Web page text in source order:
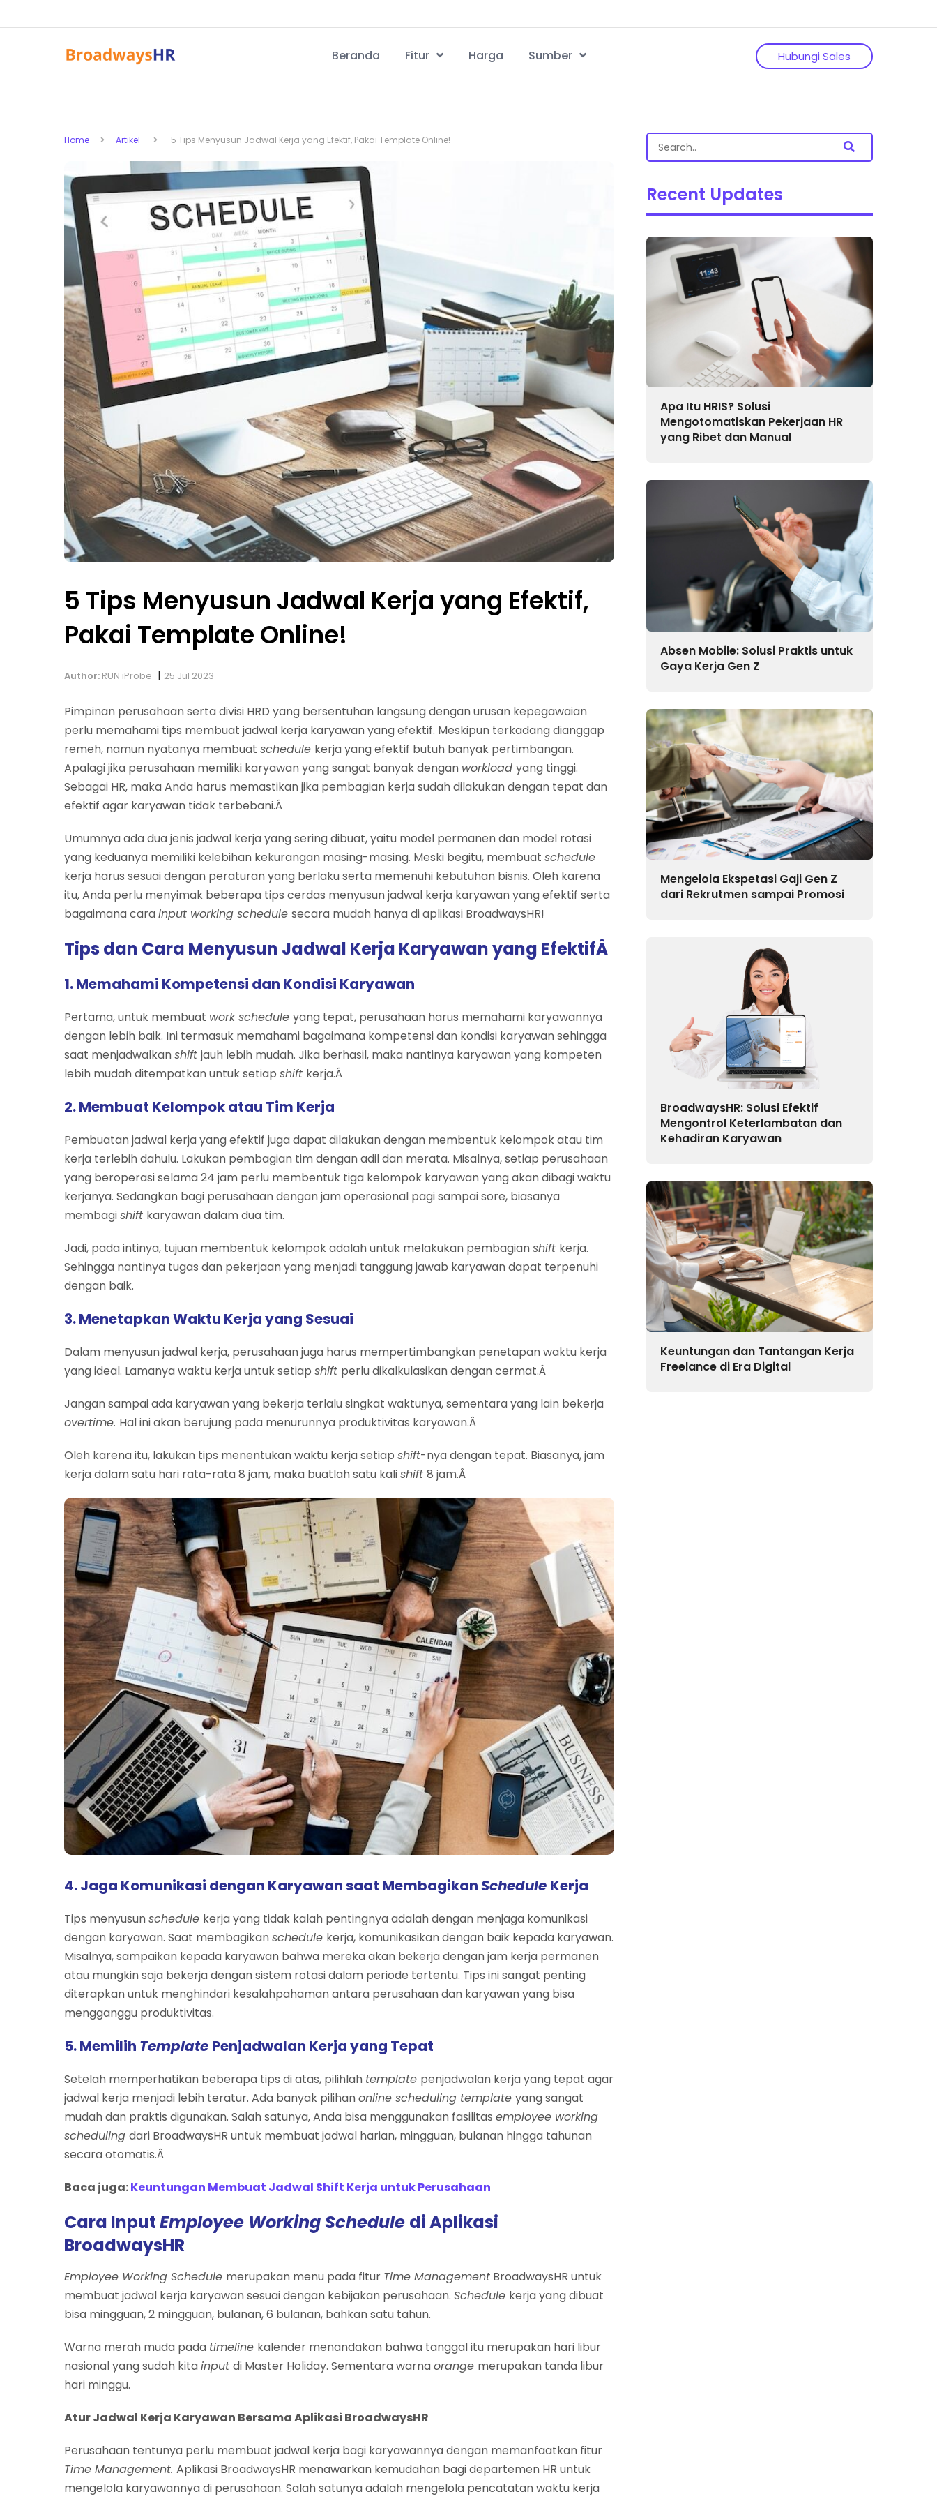
Beranda Fitur Harga Sumber Hubungi Sales
Home Artikel 5 Tips Menyusun Jadwal Kerja yang Efektif, Pakai Template Online!
5 Tips Menyusun Jadwal Kerja yang Efektif,
Pakai Template Online!
Author: RUN iProbe | 25 Jul 2023
Pimpinan perusahaan serta divisi HRD yang bersentuhan langsung dengan urusan kepegawaian
perlu memahami tips membuat jadwal kerja karyawan yang efektif. Meskipun terkadang dianggap
remeh, namun nyatanya membuat schedule kerja yang efektif butuh banyak pertimbangan.
Apalagi jika perusahaan memiliki karyawan yang sangat banyak dengan workload yang tinggi.
Sebagai HR, maka Anda harus memastikan jika pembagian kerja sudah dilakukan dengan tepat dan
efektif agar karyawan tidak terbebani.Â
Umumnya ada dua jenis jadwal kerja yang sering dibuat, yaitu model permanen dan model rotasi
yang keduanya memiliki kelebihan kekurangan masing-masing. Meski begitu, membuat schedule
kerja harus sesuai dengan peraturan yang berlaku serta memenuhi kebutuhan bisnis. Oleh karena
itu, Anda perlu menyimak beberapa tips cerdas menyusun jadwal kerja karyawan yang efektif serta
bagaimana carainput working schedule secara mudah hanya di aplikasi BroadwaysHR!
Tips dan Cara Menyusun Jadwal Kerja Karyawan yang EfektifÂ
1. Memahami Kompetensi dan Kondisi Karyawan
Pertama, untuk membuat work schedule yang tepat, perusahaan harus memahami karyawannya
dengan lebih baik. Ini termasuk memahami bagaimana kompetensi dan kondisi karyawan sehingga
saat menjadwalkanshift jauh lebih mudah. Jika berhasil, maka nantinya karyawan yang kompeten
lebih mudah ditempatkan untuk setiap shift kerja.Â
2. Membuat Kelompok atau Tim Kerja
Pembuatan jadwal kerja yang efektif juga dapat dilakukan dengan membentuk kelompok atau tim
kerja terlebih dahulu. Lakukan pembagian tim dengan adil dan merata. Misalnya, setiap perusahaan
yang beroperasi selama 24 jam perlu membentuk tiga kelompok karyawan yang akan dibagi waktu
kerjanya. Sedangkan bagi perusahaan dengan jam operasional pagi sampai sore, biasanya
membagishift karyawan dalam dua tim.
Jadi, pada intinya, tujuan membentuk kelompok adalah untuk melakukan pembagianshift kerja.
Sehingga nantinya tugas dan pekerjaan yang menjadi tanggung jawab karyawan dapat terpenuhi
dengan baik.
3. Menetapkan Waktu Kerja yang Sesuai
Dalam menyusun jadwal kerja, perusahaan juga harus mempertimbangkan penetapan waktu kerja
yang ideal. Lamanya waktu kerja untuk setiap shift perlu dikalkulasikan dengan cermat.Â
Jangan sampai ada karyawan yang bekerja terlalu singkat waktunya, sementara yang lain bekerja
overtime. Hal ini akan berujung pada menurunnya produktivitas karyawan.Â
Oleh karena itu, lakukan tips menentukan waktu kerja setiap shift-nya dengan tepat. Biasanya, jam
kerja dalam satu hari rata-rata 8 jam, maka buatlah satu kalishift 8 jam.Â
4. Jaga Komunikasi dengan Karyawan saat MembagikanSchedule Kerja
Tips menyusunschedule kerja yang tidak kalah pentingnya adalah dengan menjaga komunikasi
dengan karyawan. Saat membagikanschedule kerja, komunikasikan dengan baik kepada karyawan.
Misalnya, sampaikan kepada karyawan bahwa mereka akan bekerja dengan jam kerja permanen
atau mungkin saja bekerja dengan sistem rotasi dalam periode tertentu. Tips ini sangat penting
diterapkan untuk menghindari kesalahpahaman antara perusahaan dan karyawan yang bisa
mengganggu produktivitas.
5. Memilih Template Penjadwalan Kerja yang Tepat
Setelah memperhatikan beberapa tips di atas, pilihlah template penjadwalan kerja yang tepat agar
jadwal kerja menjadi lebih teratur. Ada banyak pilihanonline scheduling template yang sangat
mudah dan praktis digunakan. Salah satunya, Anda bisa menggunakan fasilitas employee working
scheduling dari BroadwaysHR untuk membuat jadwal harian, mingguan, bulanan hingga tahunan
secara otomatis.Â
Baca juga:Keuntungan Membuat Jadwal Shift Kerja untuk Perusahaan
Cara InputEmployee Working Schedule di Aplikasi
BroadwaysHR
Employee Working Schedule merupakan menu pada fitur Time Management BroadwaysHR untuk
membuat jadwal kerja karyawan sesuai dengan kebijakan perusahaan. Schedule kerja yang dibuat
bisa mingguan, 2 mingguan, bulanan, 6 bulanan, bahkan satu tahun.
Warna merah muda pada timeline kalender menandakan bahwa tanggal itu merupakan hari libur
nasional yang sudah kitainput di Master Holiday. Sementara warnaorange merupakan tanda libur
hari minggu.
Atur Jadwal Kerja Karyawan Bersama Aplikasi BroadwaysHR
Perusahaan tentunya perlu membuat jadwal kerja bagi karyawannya dengan memanfaatkan fitur
Time Management. Aplikasi BroadwaysHR menawarkan kemudahan bagi departemen HR untuk
mengelola karyawannya di perusahaan. Salah satunya adalah mengelola pencatatan waktu kerja
Recent Updates
Apa Itu HRIS? Solusi
Mengotomatiskan Pekerjaan HR
yang Ribet dan Manual
Absen Mobile: Solusi Praktis untuk
Gaya Kerja Gen Z
Mengelola Ekspetasi Gaji Gen Z
dari Rekrutmen sampai Promosi
BroadwaysHR: Solusi Efektif
Mengontrol Keterlambatan dan
Kehadiran Karyawan
Keuntungan dan Tantangan Kerja
Freelance di Era Digital